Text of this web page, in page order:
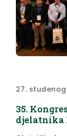
27.
35.
djelatnika